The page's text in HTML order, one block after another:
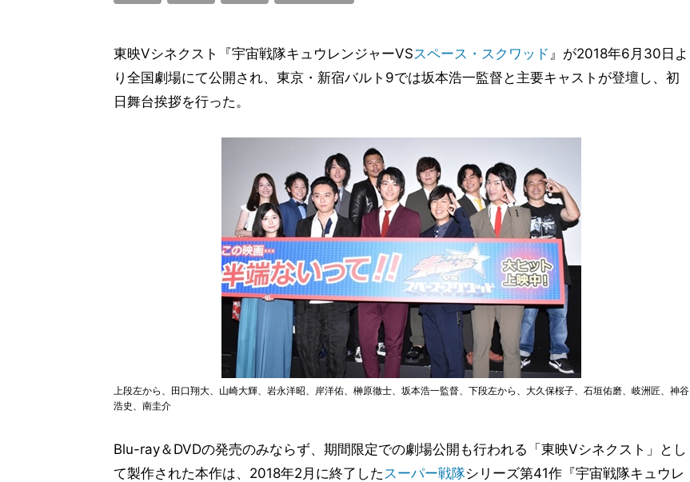
東映Vシネクスト『宇宙戦隊キュウレンジャーVSスペース・スクワッド 』が2018年6月30日よ
り全国劇場にて公開され、東京・新宿バルト9では坂本浩一監督と主要キャストが登壇し、初
日舞台挨拶を行った。
上段左から、田口翔大、山崎大輝、岩永洋昭、岸洋佑、榊原徹士、坂本浩一監督、下段左から、大久保桜子、石垣佑磨、岐洲匠、神谷
浩史、南圭介
Blu-ray＆DVDの発売のみならず、期間限定での劇場公開も行われる「東映Vシネクスト」とし
て製作された本作は、2018年2月に終了したスーパー戦隊シリーズ第41作『宇宙戦隊キュウレ